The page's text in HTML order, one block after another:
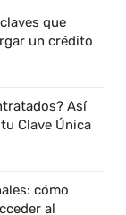
que
un crédito
Así
Clave Única
cómo
al